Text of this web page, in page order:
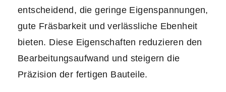
entscheidend, die geringe Eigenspannungen,
gute Fräsbarkeit und verlässliche Ebenheit
bieten. Diese Eigenschaften reduzieren den
Bearbeitungsaufwand und steigern die
Präzision der fertigen Bauteile.